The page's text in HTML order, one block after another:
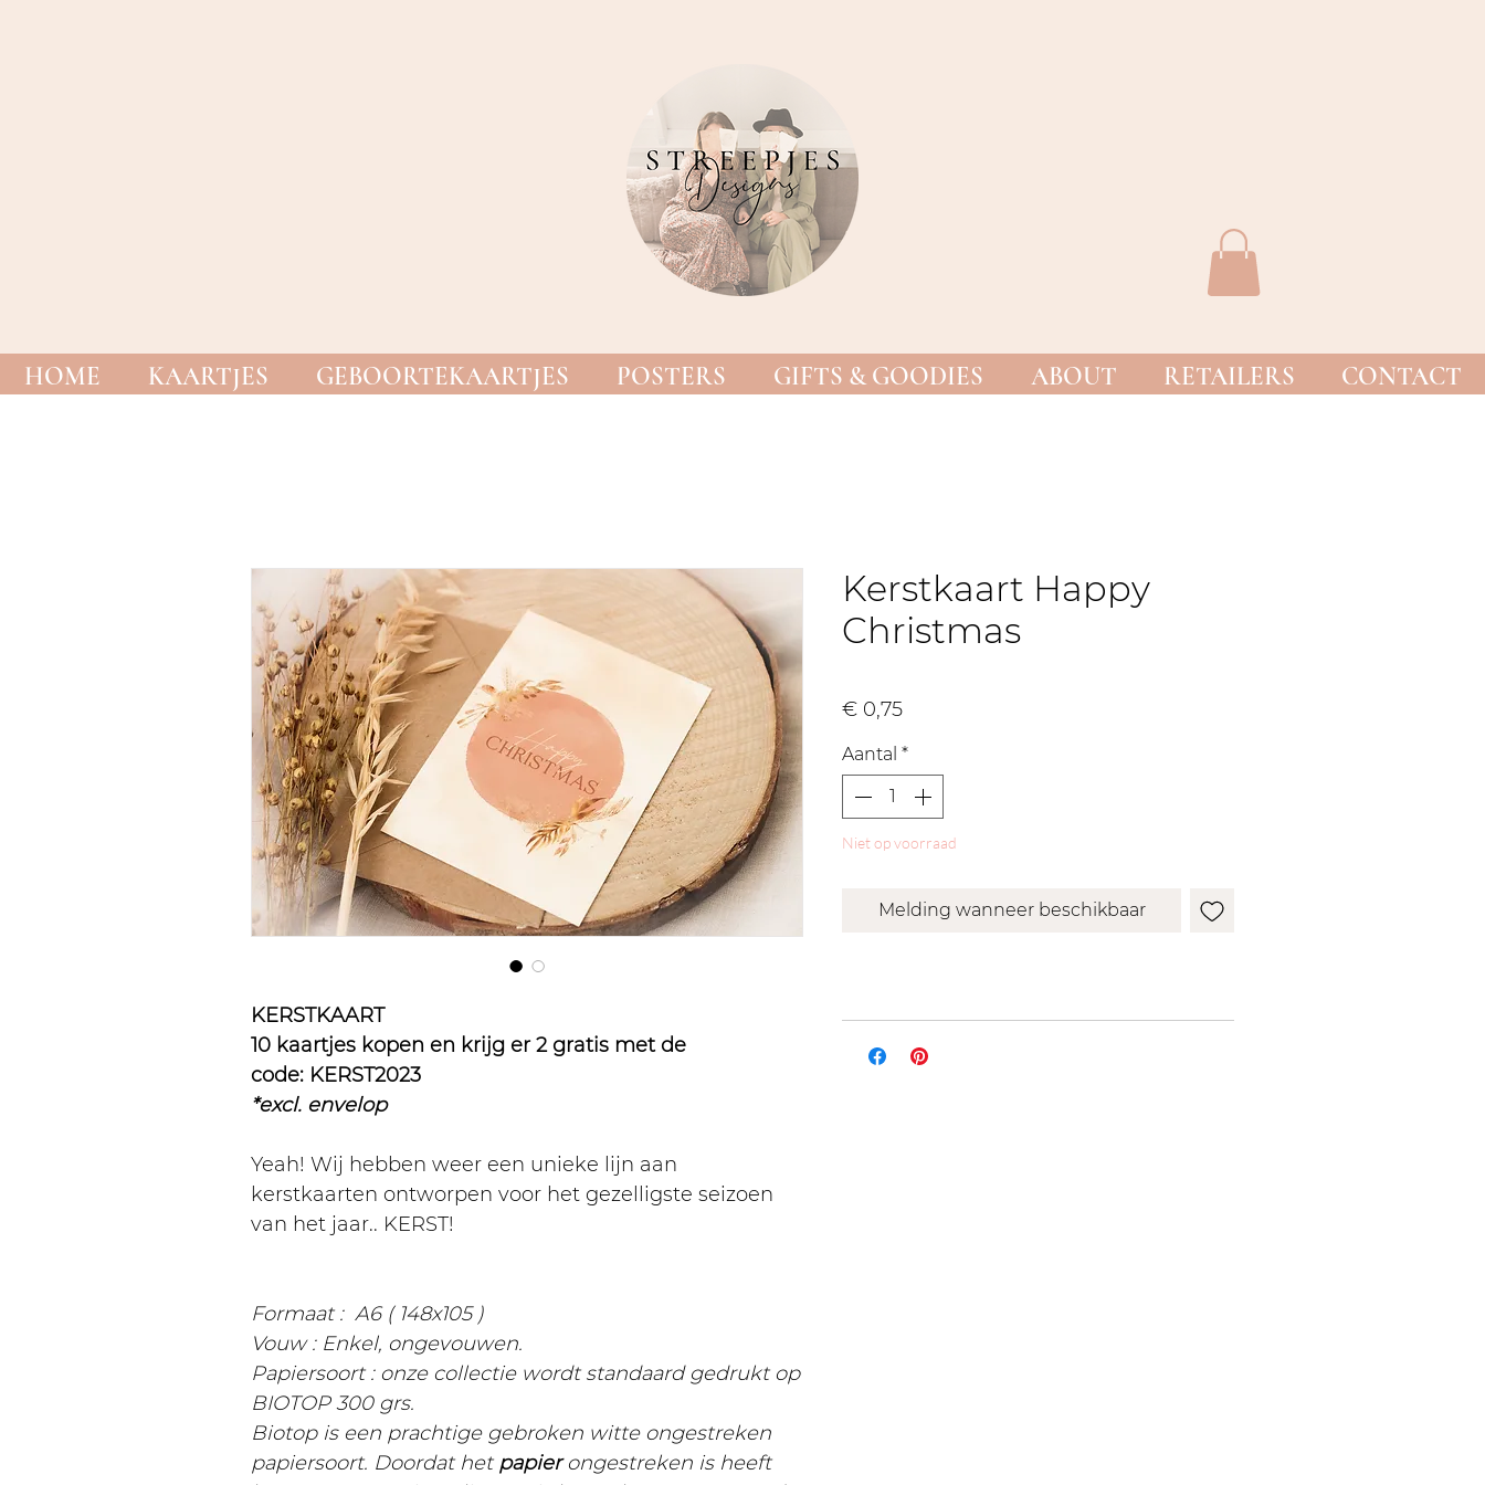
HOME KAARTJES GEBOORTEKAARTJES POSTERS GIFTS & GOODIES ABOUT RETAILERS CONTACT
KERSTKAART
10 kaartjes kopen en krijg er 2 gratis met de
code: KERST2023
*excl. envelop
Yeah! Wij hebben weer een unieke lijn aan
kerstkaarten ontworpen voor het gezelligste seizoen
van het jaar.. KERST!
Formaat : A6 ( 148x105 )
Vouw : Enkel, ongevouwen.
Papiersoort : onze collectie wordt standaard gedrukt op
BIOTOP 300 grs.
Biotop is een prachtige gebroken witte ongestreken
papiersoort. Doordat het papierongestreken is heeft
Kerstkaart Happy
Christmas
€ 0,75Prijs
Aantal *
Niet op voorraad
Melding wanneer beschikbaar